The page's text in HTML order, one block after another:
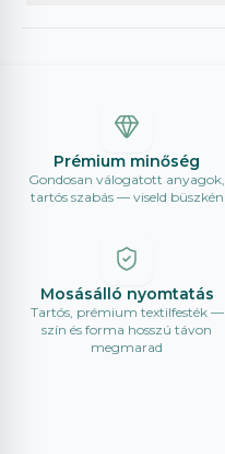
Prémium minőség
Gondosan válogatott anyagok,
tartós szabás — viseld büszkén
Mosásálló nyomtatás
Tartós, prémium textilfesték —
szín és forma hosszú távon
megmarad